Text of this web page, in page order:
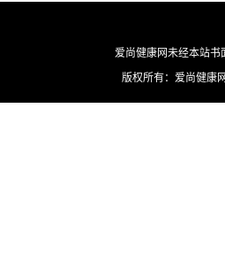
爱尚健康网未经本站书
版权所有：爱尚健康